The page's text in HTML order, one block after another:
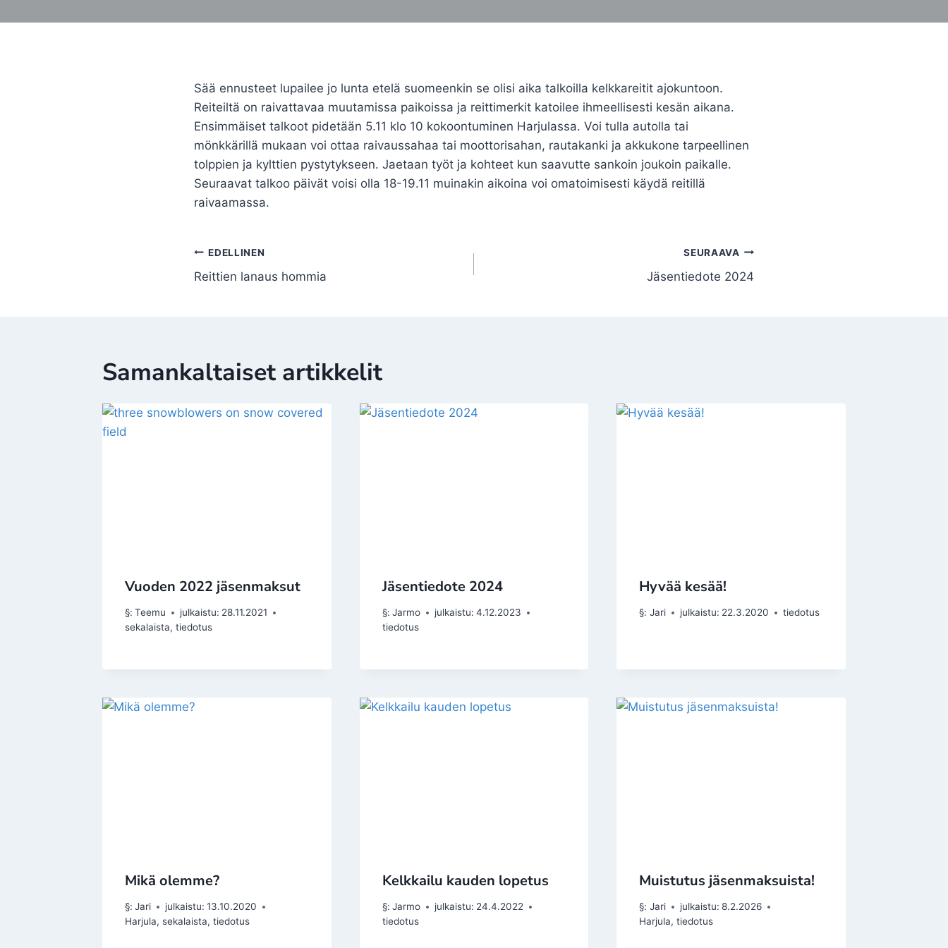
Sää ennusteet lupailee jo lunta etelä suomeenkin se olisi aika talkoilla kelkkareitit ajokuntoon.
Reiteiltä on raivattavaa muutamissa paikoissa ja reittimerkit katoilee ihmeellisesti kesän aikana.
Ensimmäiset talkoot pidetään 5.11 klo 10 kokoontuminen Harjulassa. Voi tulla autolla tai
mönkkärillä mukaan voi ottaa raivaussahaa tai moottorisahan, rautakanki ja akkukone tarpeellinen
tolppien ja kylttien pystytykseen. Jaetaan työt ja kohteet kun saavutte sankoin joukoin paikalle.
Seuraavat talkoo päivät voisi olla 18-19.11 muinakin aikoina voi omatoimisesti käydä reitillä
raivaamassa.
Artikkelien
selaus
EDELLINEN
Reittien lanaus hommia
SEURAAVA
Jäsentiedote 2024
Samankaltaiset artikkelit
Vuoden 2022 jäsenmaksut
§: Teemu julkaistu: 28.11.2021
sekalaista, tiedotus
Jäsentiedote 2024
§: Jarmo julkaistu: 4.12.2023
tiedotus
Hyvää kesää!
§: Jari julkaistu: 22.3.2020 tiedotus
Mikä olemme?
§: Jari julkaistu: 13.10.2020
Harjula, sekalaista, tiedotus
Kelkkailu kauden lopetus
§: Jarmo julkaistu: 24.4.2022
tiedotus
Muistutus jäsenmaksuista!
§: Jari julkaistu: 8.2.2026
Harjula,tiedotus